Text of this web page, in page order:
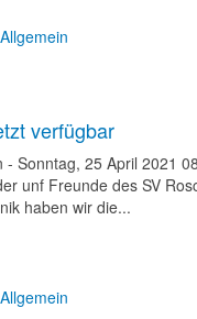
Allgemein
verfügbar
- Sonntag, 25 April 2021
unf Freunde des SV
haben wir die...
Allgemein